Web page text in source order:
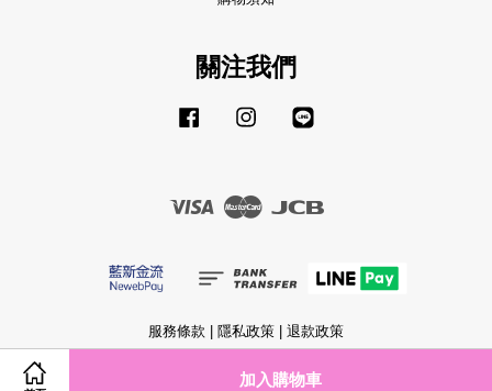
加入購物車
關注我們
Facebook Instagram
Visa Master
服務條款 隱私政策 退款政策